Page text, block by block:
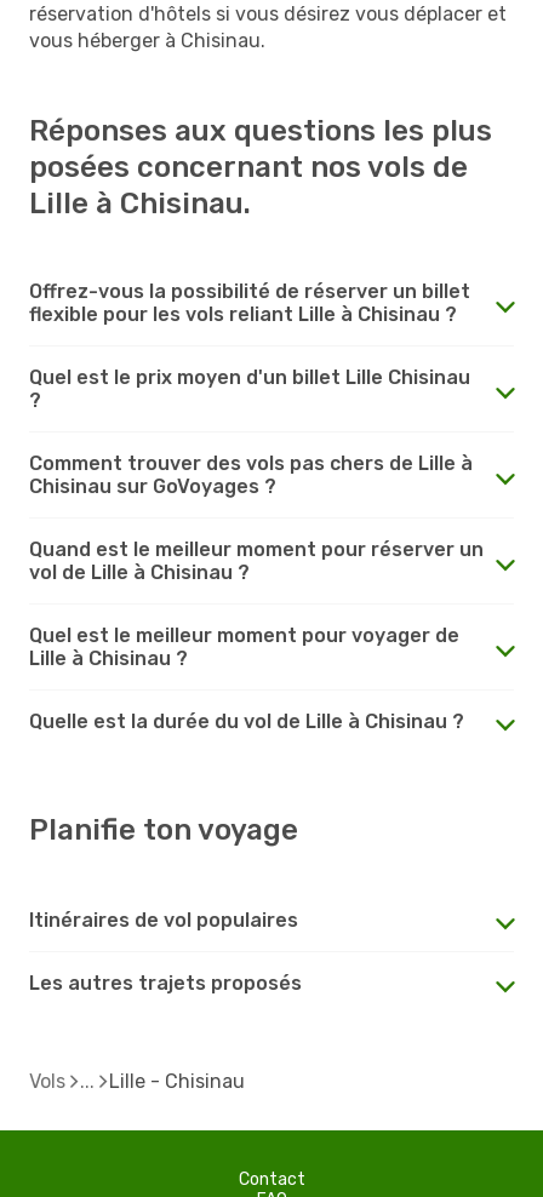
réservation d'hôtels si vous désirez vous déplacer et
vous héberger à Chisinau.
Réponses aux questions les plus
posées concernant nos vols de
Lille à Chisinau.
Offrez-vous la possibilité de réserver un billet
flexible pour les vols reliant Lille à Chisinau ?
Quel est le prix moyen d'un billet Lille Chisinau
?
Comment trouver des vols pas chers de Lille à
Chisinau sur GoVoyages ?
Quand est le meilleur moment pour réserver un
vol de Lille à Chisinau ?
Quel est le meilleur moment pour voyager de
Lille à Chisinau ?
Quelle est la durée du vol de Lille à Chisinau ?
Planifie ton voyage
Itinéraires de vol populaires
Les autres trajets proposés
Vols Lille - Chisinau
Contact